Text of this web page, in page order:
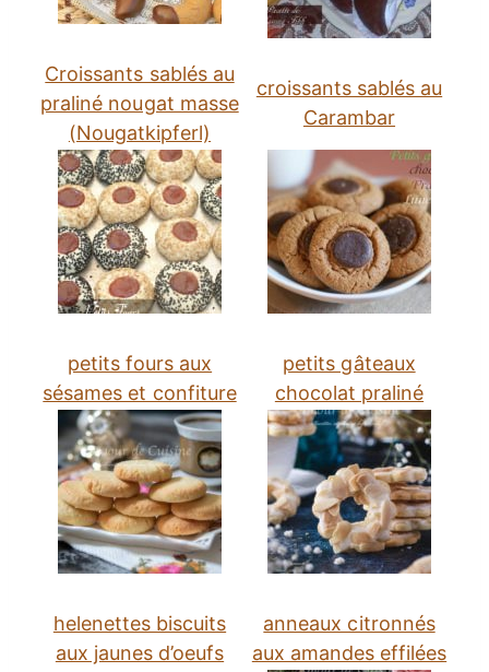
Croissants sablés au
praliné nougat masse
(Nougatkipferl)
croissants sablés au
Carambar
petits fours aux
sésames et confiture
petits gâteaux
chocolat praliné
helenettes biscuits
aux jaunes d’oeufs
anneaux citronnés
aux amandes effilées